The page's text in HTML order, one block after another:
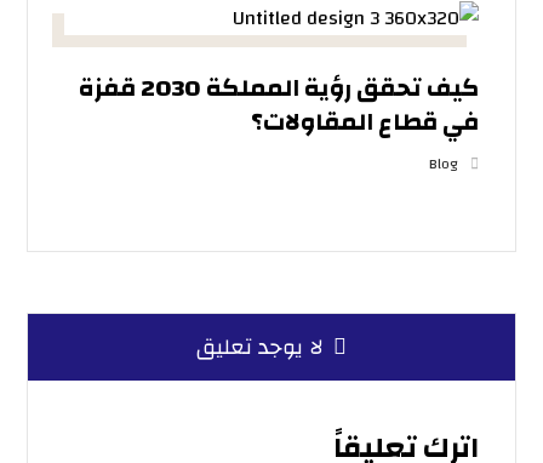
كيف تحقق رؤية المملكة 2030 قفزة
في قطاع المقاولات؟
Blog
لا يوجد تعليق
اترك تعليقاً